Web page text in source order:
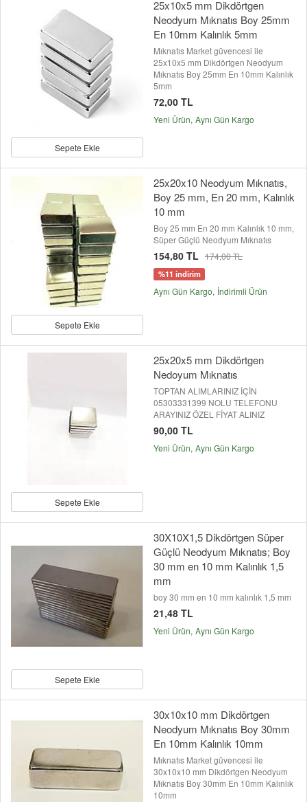
Sepete Ekle
25x10x5 mm Dikdörtgen
Neodyum Mıknatıs Boy 25mm
En 10mm Kalınlık 5mm
Mıknatıs Market güvencesi ile
25x10x5 mm Dikdörtgen Neodyum
Mıknatıs Boy 25mm En 10mm Kalınlık
5mm
72,00 TL
Yeni Ürün Aynı Gün Kargo
Sepete Ekle
25x20x10 Neodyum Mıknatıs,
Boy 25 mm, En 20 mm, Kalınlık
10 mm
Boy 25 mm En 20 mm Kalınlık 10 mm,
Süper Güçlü Neodyum Mıknatıs
154,80 TL 174,00 TL
%11 indirim
Aynı Gün Kargo İndirimli Ürün
Sepete Ekle
25x20x5 mm Dikdörtgen
Nedoyum Mıknatıs
TOPTAN ALIMLARINIZ İÇİN
05303331399 NOLU TELEFONU
ARAYINIZ ÖZEL FİYAT ALINIZ
90,00 TL
Yeni Ürün Aynı Gün Kargo
Sepete Ekle
30X10X1,5 Dikdörtgen Süper
Güçlü Neodyum Mıknatıs; Boy
30 mm en 10 mm Kalınlık 1,5
mm
boy 30 mm en 10 mm kalınlık 1,5 mm
21,48 TL
Yeni Ürün Aynı Gün Kargo
30x10x10 mm Dikdörtgen
Neodyum Mıknatıs Boy 30mm
En 10mm Kalınlık 10mm
Mıknatıs Market güvencesi ile
30x10x10 mm Dikdörtgen Neodyum
Mıknatıs Boy 30mm En 10mm Kalınlık
10mm